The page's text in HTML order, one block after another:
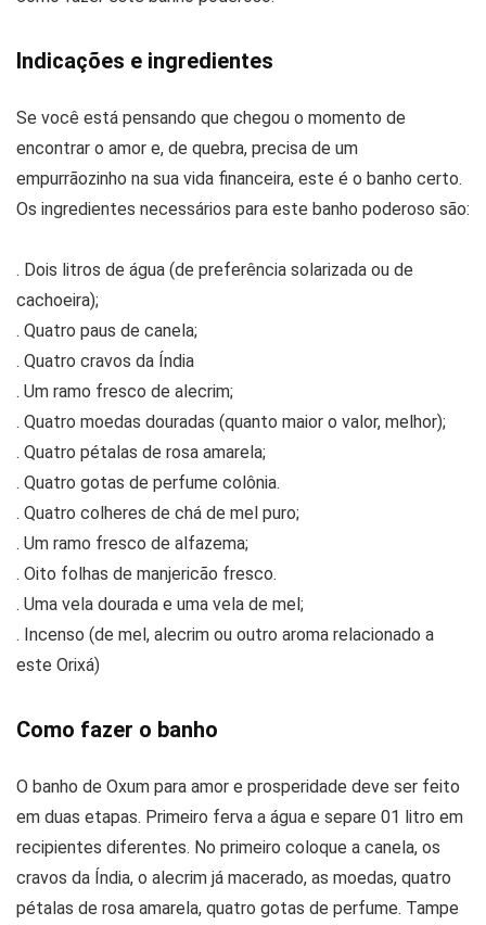
Indicações e ingredientes
Se você está pensando que chegou o momento de
encontrar o amor e, de quebra, precisa de um
empurrãozinho na sua vida financeira, este é o banho certo.
Os ingredientes necessários para este banho poderoso são:
. Dois litros de água (de preferência solarizada ou de
cachoeira);
. Quatro paus de canela;
. Quatro cravos da Índia
. Um ramo fresco de alecrim;
. Quatro moedas douradas (quanto maior o valor, melhor);
. Quatro pétalas de rosa amarela;
. Quatro gotas de perfume colônia.
. Quatro colheres de chá de mel puro;
. Um ramo fresco de alfazema;
. Oito folhas de manjericão fresco.
. Uma vela dourada e uma vela de mel;
. Incenso (de mel, alecrim ou outro aroma relacionado a
este Orixá)
Como fazer o banho
O banho de Oxum para amor e prosperidade deve ser feito
em duas etapas. Primeiro ferva a água e separe 01 litro em
recipientes diferentes. No primeiro coloque a canela, os
cravos da Índia, o alecrim já macerado, as moedas, quatro
pétalas de rosa amarela, quatro gotas de perfume. Tampe